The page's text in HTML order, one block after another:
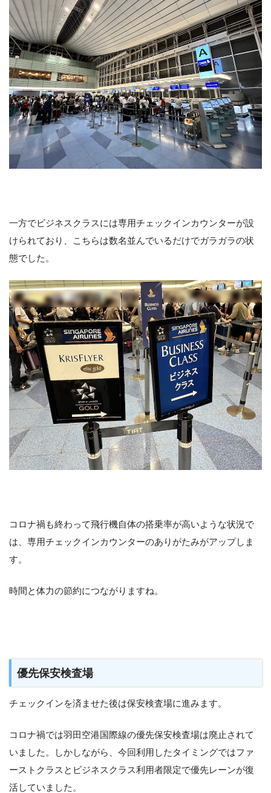
一方でビジネスクラスには専用チェックインカウンターが設
けられており、こちらは数名並んでいるだけでガラガラの状
態でした。
コロナ禍も終わって飛行機自体の搭乗率が高いような状況で
は、専用チェックインカウンターのありがたみがアップしま
す。
時間と体力の節約につながりますね。
優先保安検査場
チェックインを済ませた後は保安検査場に進みます。
コロナ禍では羽田空港国際線の優先保安検査場は廃止されて
いました。しかしながら、今回利用したタイミングではファ
ーストクラスとビジネスクラス利用者限定で優先レーンが復
活していました。